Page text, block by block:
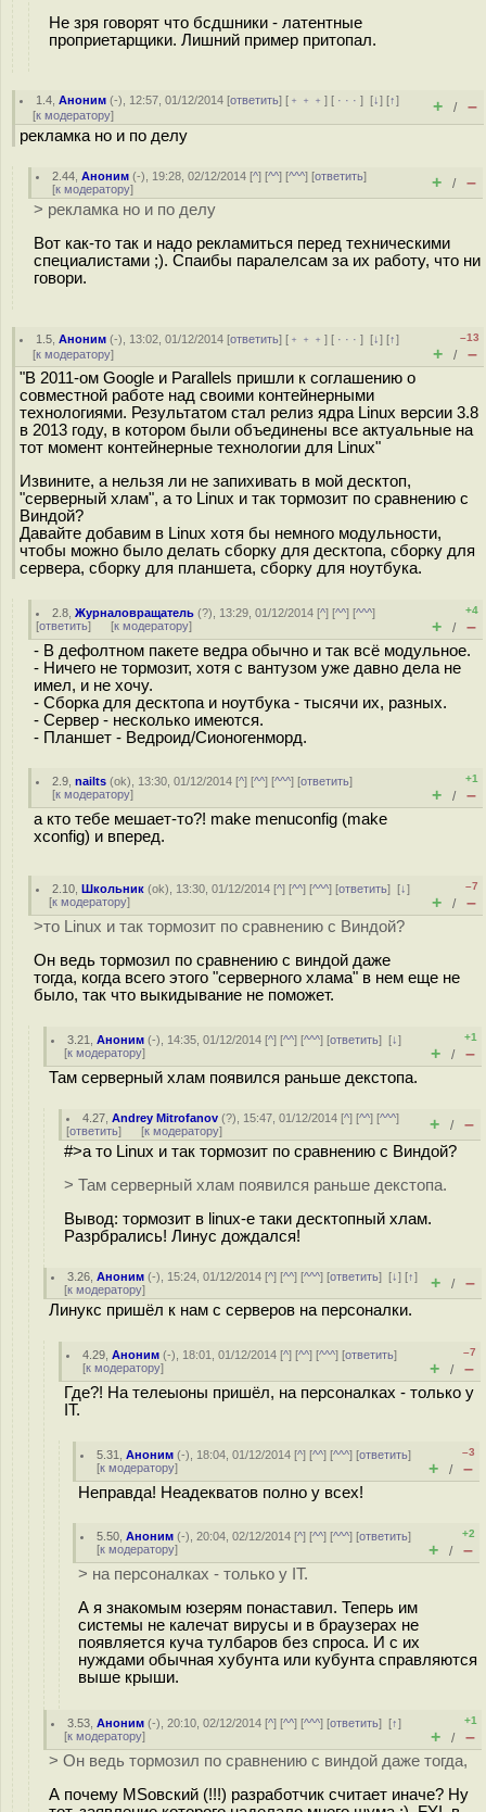
Не зря говорят что бсдшники - латентные
проприетарщики. Лишний пример притопал.
1.4 ,Аноним (-), 12:57, 01/12/2014 [ответить] [ ﹢﹢﹢] [ · · ·][↓] [↑]
[к модератору] + / –
рекламка но и по делу
2.44 ,Аноним (-), 19:28, 02/12/2014 [^] [^^] [^^^] [ответить]
[к модератору] + / –
> рекламка но и по делу
Вот как-то так и надо рекламиться перед техническими
специалистами ;). Спаибы паралелсам за их работу, что ни
говори.
1.5 ,Аноним (-), 13:02, 01/12/2014 [ответить] [ ﹢﹢﹢] [ · · ·][↓] [↑]
[к модератору]
–13
+ / –
"В 2011-ом Google и Parallels пришли к соглашению о
совместной работе над своими контейнерными
технологиями. Результатом стал релиз ядра Linux версии 3.8
в 2013 году, в котором были объединены все актуальные на
тот момент контейнерные технологии для Linux"
Извините, а нельзя ли не запихивать в мой десктоп,
"серверный хлам", а то Linux и так тормозит по сравнению с
Виндой?
Давайте добавим в Linux хотя бы немного модульности,
чтобы можно было делать сборку для десктопа, сборку для
сервера, сборку для планшета, сборку для ноутбука.
2.8 ,Журналовращатель (?), 13:29, 01/12/2014 [^] [^^] [^^^]
[ответить] [к модератору]
+4
+ / –
- В дефолтном пакете ведра обычно и так всё модульное.
- Ничего не тормозит, хотя с вантузом уже давно дела не
имел, и не хочу.
- Сборка для десктопа и ноутбука - тысячи их, разных.
- Сервер - несколько имеются.
- Планшет - Ведроид/Сионогенморд.
2.9 ,nailts (ok), 13:30, 01/12/2014 [^] [^^] [^^^] [ответить]
[к модератору]
+1
+ / –
а кто тебе мешает-то?! make menuconfig (make
xconfig) и вперед.
2.10 ,Школьник (ok), 13:30, 01/12/2014 [^] [^^] [^^^] [ответить][↓]
[к модератору]
–7
+ / –
>то Linux и так тормозит по сравнению с Виндой?
Он ведь тормозил по сравнению с виндой даже
тогда, когда всего этого "серверного хлама" в нем еще не
было, так что выкидывание не поможет.
3.21 ,Аноним (-), 14:35, 01/12/2014 [^] [^^] [^^^] [ответить][↓]
[к модератору]
+1
+ / –
Там серверный хлам появился раньше декстопа.
4.27 ,Andrey Mitrofanov (?), 15:47, 01/12/2014 [^] [^^] [^^^]
[ответить] [к модератору] + / –
#>а то Linux и так тормозит по сравнению с Виндой?
> Там серверный хлам появился раньше декстопа.
Вывод: тормозит в linux-е таки десктопный хлам.
Разрбрались! Линус дождался!
3.26 ,Аноним (-), 15:24, 01/12/2014 [^] [^^] [^^^] [ответить][↓] [↑]
[к модератору] + / –
Линукс пришёл к нам с серверов на персоналки.
4.29 ,Аноним (-), 18:01, 01/12/2014 [^] [^^] [^^^] [ответить]
[к модератору]
–7
+ / –
Где?! На телеыоны пришёл, на персоналках - только у
IT.
5.31 ,Аноним (-), 18:04, 01/12/2014 [^] [^^] [^^^] [ответить]
[к модератору]
–3
+ / –
Неправда! Неадекватов полно у всех!
5.50 ,Аноним (-), 20:04, 02/12/2014 [^] [^^] [^^^] [ответить]
[к модератору]
+2
+ / –
> на персоналках - только у IT.
А я знакомым юзерям понаставил. Теперь им
системы не калечат вирусы и в браузерах не
появляется куча тулбаров без спроса. И с их
нуждами обычная хубунта или кубунта справляются
выше крыши.
3.53 ,Аноним (-), 20:10, 02/12/2014 [^] [^^] [^^^] [ответить][↑]
[к модератору]
+1
+ / –
> Он ведь тормозил по сравнению с виндой даже тогда,
А почему MSовский (!!!) разработчик считает иначе? Ну